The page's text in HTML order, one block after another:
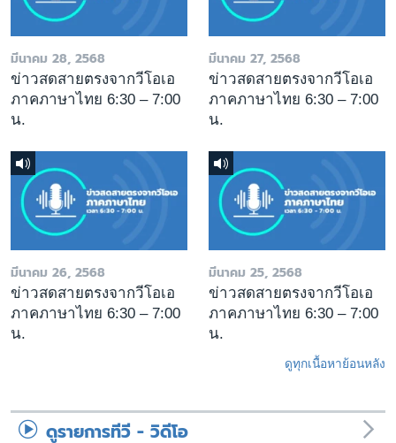
มีนาคม 28, 2568
ข่าวสดสายตรงจากวีโอเอ
ภาคภาษาไทย 6:30 – 7:00
น.
มีนาคม 27, 2568
ข่าวสดสายตรงจากวีโอเอ
ภาคภาษาไทย 6:30 – 7:00
น.
มีนาคม 26, 2568
ข่าวสดสายตรงจากวีโอเอ
ภาคภาษาไทย 6:30 – 7:00
น.
มีนาคม 25, 2568
ข่าวสดสายตรงจากวีโอเอ
ภาคภาษาไทย 6:30 – 7:00
น.
ดูทุกเนื้อหาย้อนหลัง
ดูรายการทีวี - วิดีโอ